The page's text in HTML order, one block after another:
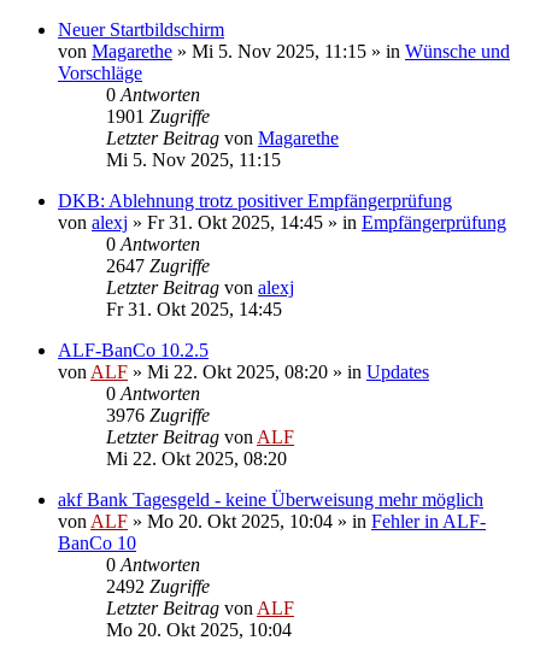
Neuer Startbildschirm
von Magarethe » Mi 5. Nov 2025, 11:15 » in Wünsche und
Vorschläge
0 Antworten
1901 Zugriffe
Letzter Beitrag von Magarethe
Mi 5. Nov 2025, 11:15
DKB: Ablehnung trotz positiver Empfängerprüfung
von alexj » Fr 31. Okt 2025, 14:45 » in Empfängerprüfung
0 Antworten
2647 Zugriffe
Letzter Beitrag von alexj
Fr 31. Okt 2025, 14:45
ALF-BanCo 10.2.5
von ALF » Mi 22. Okt 2025, 08:20 » in Updates
0 Antworten
3976 Zugriffe
Letzter Beitrag von ALF
Mi 22. Okt 2025, 08:20
akf Bank Tagesgeld - keine Überweisung mehr möglich
von ALF » Mo 20. Okt 2025, 10:04 » in Fehler in ALF-
BanCo 10
0 Antworten
2492 Zugriffe
Letzter Beitrag von ALF
Mo 20. Okt 2025, 10:04